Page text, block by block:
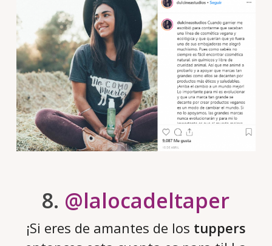
8. @lalocadeltaper
¡Si eres de amantes de los tuppers